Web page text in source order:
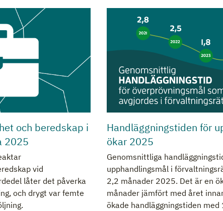
och beredskap i
2025
vid
låter det påverka
och drygt var femte
Handläggningstiden för
ökar 2025
Genomsnittliga
upphandlingsmål i
2,2 månader 2025. Det är en
månader jämfört med året
ökade handläggningstiden med